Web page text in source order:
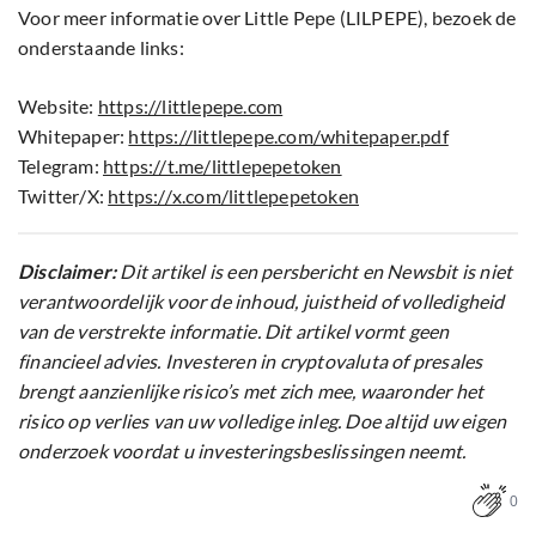
https://x.com/littlepepetoken
Disclaimer:Dit artikel is een persbericht en Newsbit is niet
verantwoordelijk voor de inhoud, juistheid of volledigheid
van de verstrekte informatie. Dit artikel vormt geen
financieel advies. Investeren in cryptovaluta of presales
risico op verlies van uw volledige inleg. Doe altijd uw eigen
onderzoek voordat u investeringsbeslissingen neemt.